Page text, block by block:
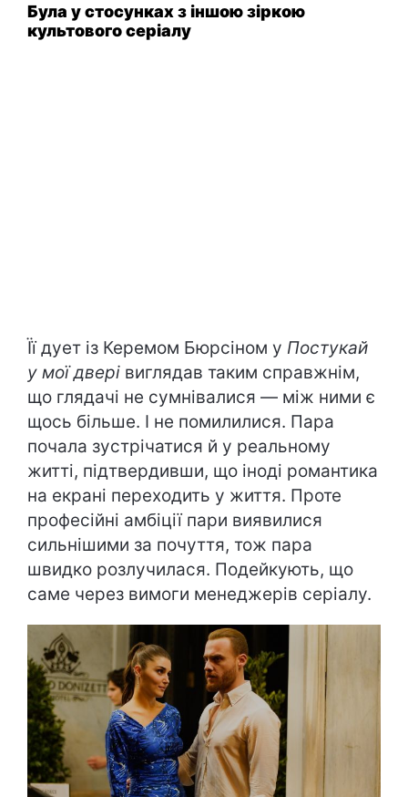
Була у стосунках з іншою зіркою
культового серіалу
Її дует із Керемом Бюрсіном у Постукай
у мої двері виглядав таким справжнім,
що глядачі не сумнівалися — між ними є
щось більше. І не помилилися. Пара
почала зустрічатися й у реальному
житті, підтвердивши, що іноді романтика
на екрані переходить у життя. Проте
професійні амбіції пари виявилися
сильнішими за почуття, тож пара
швидко розлучилася. Подейкують, що
саме через вимоги менеджерів серіалу.